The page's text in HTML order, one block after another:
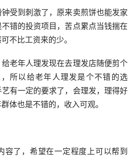
受到刺激了，原来卖煎饼也能发家
错的投资项目，苦点累点当钱揣在
不比工资来的少。
给老年人理发现在去理发店随便剪个
所以给老年人理发是个不错的选
有一定的要求了，会理发，理得好
体也是不错的，收入可观。
容了，希望在一定程度上可以帮到